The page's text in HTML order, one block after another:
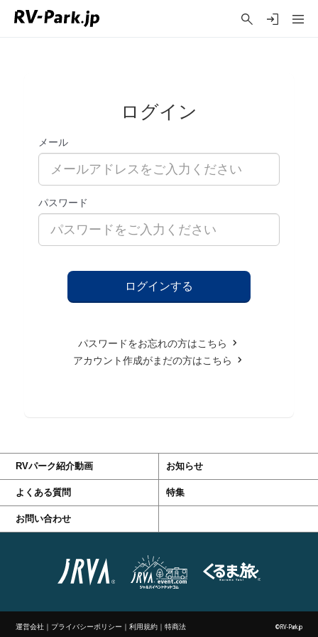
ログイン
メール
パスワード
パスワードをお忘れの方はこちら
アカウント作成がまだの方はこちら
RVパーク紹介動画 お知らせ
よくある質問 特集
お問い合わせ
運営会社 ｜ プライバシーポリシー ｜利用規約 ｜特商法 ©RV-Park.jp